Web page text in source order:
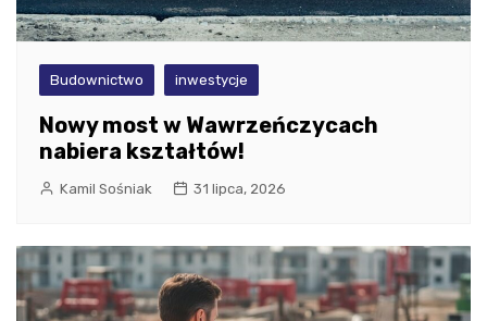
Budownictwo inwestycje
Nowy most w Wawrzeńczycach
nabiera kształtów!
Kamil Sośniak 31 lipca, 2026